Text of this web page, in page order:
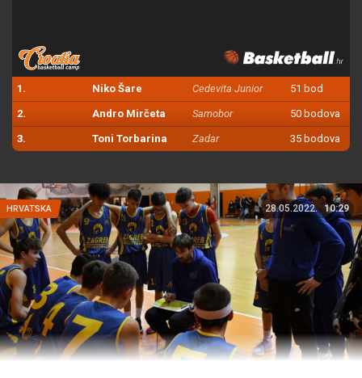
1. Niko Šare Cedevita Junior 51 bod
2. Andro Mirčeta Samobor 50 bodova
3. Toni Torbarina Zadar 35 bodova
HRVATSKA 28.05.2022. 10:29